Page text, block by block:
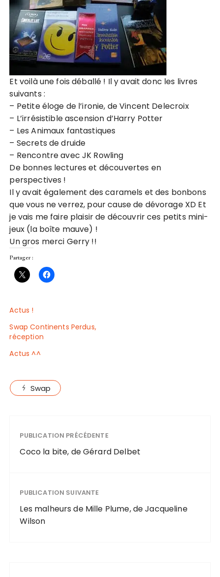
Et voilà une fois déballé ! Il y avait donc les livres
suivants :
– Petite éloge de l’ironie, de Vincent Delecroix
– L’irrésistible ascension d’Harry Potter
– Les Animaux fantastiques
– Secrets de druide
– Rencontre avec JK Rowling
De bonnes lectures et découvertes en
perspectives !
Il y avait également des caramels et des bonbons
que vous ne verrez, pour cause de dévorage XD Et
je vais me faire plaisir de découvrir ces petits mini-
jeux (la boîte mauve) !
Un gros merci Gerry !!
Partager :
Actus !
Swap Continents Perdus,
réception
Actus ^^
Swap
PUBLICATION PRÉCÉDENTE
Coco la bite, de Gérard Delbet
PUBLICATION SUIVANTE
Les malheurs de Mille Plume, de Jacqueline
Wilson